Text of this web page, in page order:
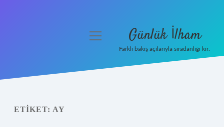
Yasal Uyarı
menüyü
Günlük İlham
Farklı bakış açılarıyla sıradanlığı kır.
ETIKET: AY